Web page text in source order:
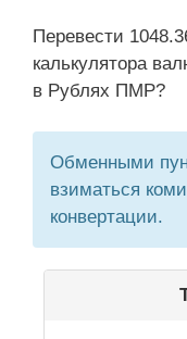
Перевести
калькулятора
в Рублях ПМР?
Обменными
взиматься
конвертации.